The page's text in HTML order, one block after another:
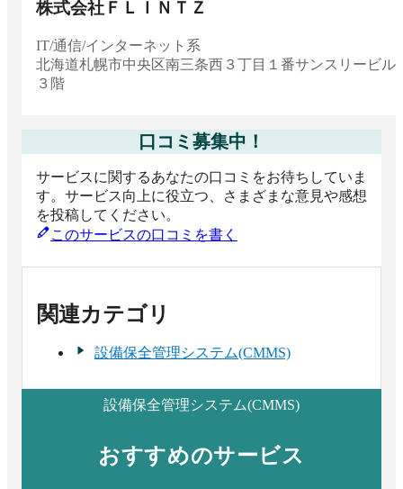
株式会社ＦＬＩＮＴＺ
IT/通信/インターネット系
北海道札幌市中央区南三条西３丁目１番サンスリービル
３階
口コミ募集中！
サービスに関するあなたの口コミをお待ちしていま
す。サービス向上に役立つ、さまざまな意見や感想
を投稿してください。
このサービスの口コミを書く
関連カテゴリ
設備保全管理システム(CMMS)
設備保全管理システム(CMMS)
おすすめのサービス